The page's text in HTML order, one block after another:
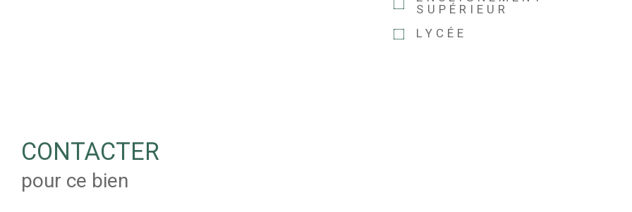
SUPÉRIEUR
LYCÉE
CONTACTER
pour ce bien